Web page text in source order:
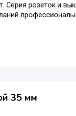
Серия розеток и
35 мм